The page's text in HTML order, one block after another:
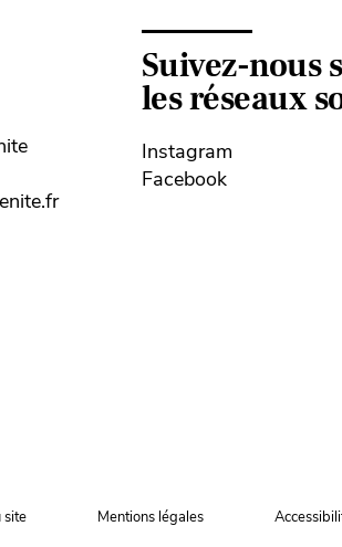
Suivez-nous
les réseaux
Instagram
Facebook
site Mentions légales